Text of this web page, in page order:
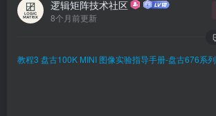
逻辑矩阵技术社区
8个月前更新
教程3 盘古100K MINI 图像实验指导手册-盘古676系列